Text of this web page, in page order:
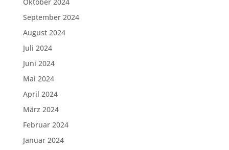
September 2024
August 2024
Juli 2024
Juni 2024
Mai 2024
April 2024
März 2024
Februar 2024
Januar 2024